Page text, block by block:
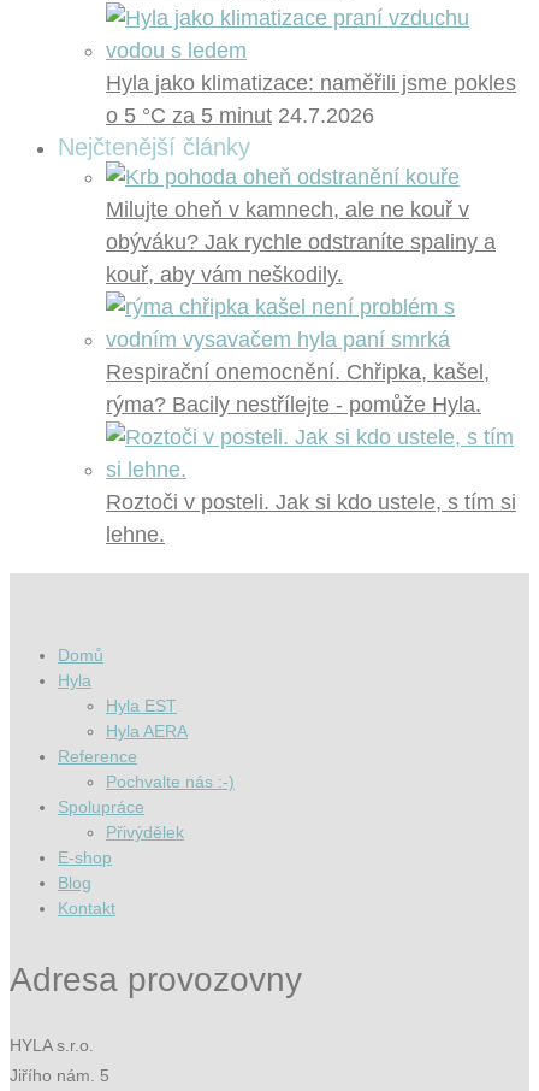
Hyla jako klimatizace: naměřili jsme pokles
o 5 °C za 5 minut 24.7.2026
Nejčtenější články
Milujte oheň v kamnech, ale ne kouř v
obýváku? Jak rychle odstraníte spaliny a
kouř, aby vám neškodily.
Respirační onemocnění. Chřipka, kašel,
rýma? Bacily nestřílejte - pomůže Hyla.
Roztoči v posteli. Jak si kdo ustele, s tím si
lehne.
Domů
Hyla
Hyla EST
Hyla AERA
Reference
Pochvalte nás :-)
Spolupráce
Přivýdělek
E-shop
Blog
Kontakt
Adresa provozovny
HYLA s.r.o.
Jiřího nám. 5